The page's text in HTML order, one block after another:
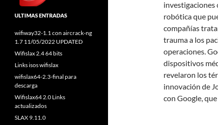
investigaciones
robótica que
compañías
trauma a los
operaciones.
dispositivos
revelaron los
innovación de
con Google,
ULTIMAS ENTRADAS
wifiway32-1.1 con aircrack-ng
1.7 11/05/2022 UPDATED
Wifislax 2.4 64 bits
Links isos wifislax
wifislax64-2.3-final para
descarga
Wifislax64 2.0 Links
actualizados
SLAX 9.11.0